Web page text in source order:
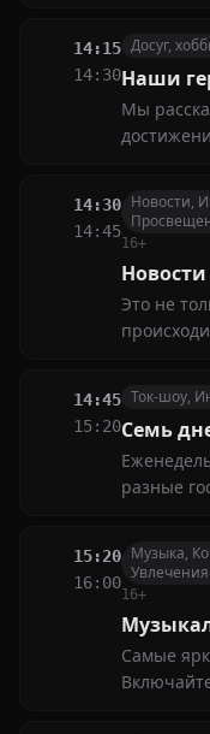
14:15
14:30
Досуг,
Наши
Мы
Они
14:30
14:45
Новости,
16+
Новости
Это не
14:45
15:20
Ток-шоу,
Семь
разные
семь дней
15:20
16:00
Музыка,
Увлечения
16+
Самые